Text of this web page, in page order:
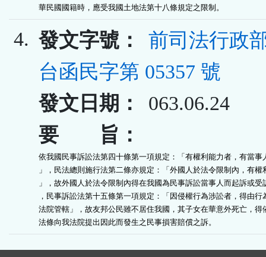
華民國國籍時，應受我國土地法第十八條規定之限制。
4. 發文字號：
前司法行政
台函民字第 05357 號
發文日期：
063.06.24
要 旨：
依我國民事訴訟法第四十條第一項規定：「有權利能力者，有當事
」，民法總則施行法第二條亦規定：「外國人於法令限制內，有權
」，故外國人於法令限制內得在我國為民事訴訟當事人而起訴或受
，民事訴訟法第十五條第一項規定：「因侵權行為涉訟者，得由行
法院管轄」，故友邦公民雖不居住我國，其子女在華意外死亡，得
法條向我法院提出因此而發生之民事損害賠償之訴。